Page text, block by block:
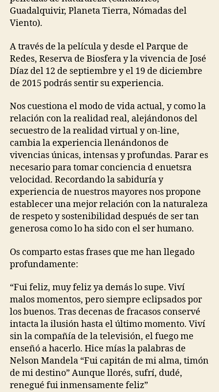
Guadalquivir, Planeta Tierra, Nómadas del
Viento).
A través de la película y desde el Parque de
Redes, Reserva de Biosfera y la vivencia de José
Díaz del 12 de septiembre y el 19 de diciembre
de 2015 podrás sentir su experiencia.
Nos cuestiona el modo de vida actual, y como la
relación con la realidad real, alejándonos del
secuestro de la realidad virtual y on-line,
cambia la experiencia llenándonos de
vivencias únicas, intensas y profundas. Parar es
necesario para tomar conciencia d enuetsra
velocidad. Recordando la sabiduría y
experiencia de nuestros mayores nos propone
establecer una mejor relación con la naturaleza
de respeto y sostenibilidad después de ser tan
generosa como lo ha sido con el ser humano.
Os comparto estas frases que me han llegado
profundamente:
“Fui feliz, muy feliz ya demás lo supe. Viví
malos momentos, pero siempre eclipsados por
los buenos. Tras decenas de fracasos conservé
intacta la ilusión hasta el último momento. Viví
sin la compañía de la televisión, el fuego me
enseñó a hacerlo. Hice mías la palabras de
Nelson Mandela “Fui capitán de mi alma, timón
de mi destino” Aunque llorés, sufrí, dudé,
renegué fui inmensamente feliz”